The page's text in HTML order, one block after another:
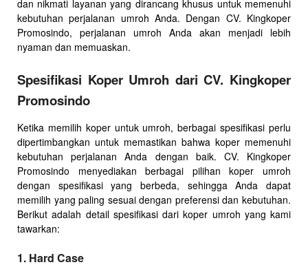
dan nikmati layanan yang dirancang khusus untuk memenuhi
kebutuhan perjalanan umroh Anda. Dengan CV. Kingkoper
Promosindo, perjalanan umroh Anda akan menjadi lebih
nyaman dan memuaskan.
Spesifikasi Koper Umroh dari CV. Kingkoper
Promosindo
Ketika memilih koper untuk umroh, berbagai spesifikasi perlu
dipertimbangkan untuk memastikan bahwa koper memenuhi
kebutuhan perjalanan Anda dengan baik. CV. Kingkoper
Promosindo menyediakan berbagai pilihan koper umroh
dengan spesifikasi yang berbeda, sehingga Anda dapat
memilih yang paling sesuai dengan preferensi dan kebutuhan.
Berikut adalah detail spesifikasi dari koper umroh yang kami
tawarkan:
1. Hard Case